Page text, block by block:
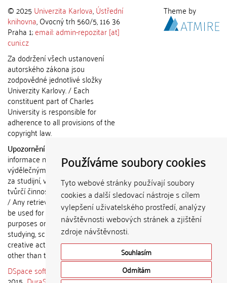
Používáme soubory cookies
Tyto webové stránky používají soubory
cookies a další sledovací nástroje s cílem
vylepšení uživatelského prostředí, analýzy
návštěvnosti webových stránek a zjištění
zdroje návštěvnosti.
Souhlasím
Odmítám
© 2025 Univerzita Karlova,Ústřední
knihovna, Ovocný trh 560/5, 116 36
Praha 1;email: admin-repozitar [at]
cuni.cz
Za dodržení všech ustanovení
autorského zákona jsou
zodpovědné jednotlivé složky
Univerzity Karlovy. / Each
constituent part of Charles
University is responsible for
adherence to all provisions of the
copyright law.
Upozornění / Notice:
informace nemohou být použity k
výdělečným účelům nebo vydávány
za studijní, vědeckou nebo jinou
tvůrčí činnost jiné osoby než autora.
/ Any retrieved information shall not
be used for any commercial
purposes or claimed as results of
studying, scientific or any other
creative activities of any person
other than the author.
DSpace software
copyright © 2002-
Theme by